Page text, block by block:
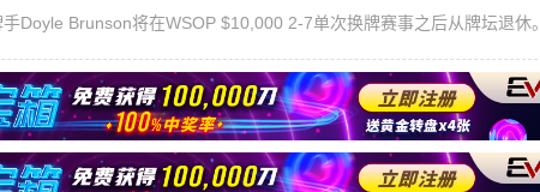
Doyle Brunson将在WSOP $10,000 2-7单次换牌赛事之后从牌坛退休。